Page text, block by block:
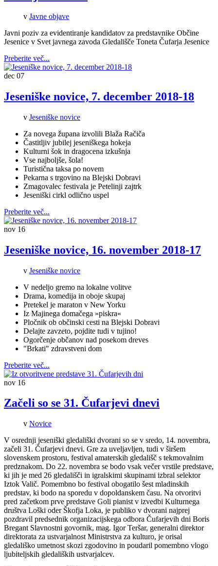
v Javne objave
Javni poziv za evidentiranje kandidatov za predstavnike Občine
Jesenice v Svet javnega zavoda Gledališče Toneta Čufarja Jesenice
Preberite več...
dec 07
Jeseniške novice, 7. december 2018-18
v Jeseniške novice
Za novega župana izvolili Blaža Račiča
Častitljiv jubilej jeseniškega hokeja
Kulturni šok in dragocena izkušnja
Vse najboljše, šola!
Turistična taksa po novem
Pekarna s trgovino na Blejski Dobravi
Zmagovalec festivala je Petelinji zajtrk
Jeseniški cirkl odlično uspel
Preberite več...
nov 16
Jeseniške novice, 16. november 2018-17
v Jeseniške novice
V nedeljo gremo na lokalne volitve
Drama, komedija in oboje skupaj
Pretekel je maraton v New Yorku
Iz Majinega domačega »piskra«
Pločnik ob občinski cesti na Blejski Dobravi
Delajte zavzeto, pojdite tudi v tujino!
Ogorčenje občanov nad posekom dreves
"Brkati" zdravstveni dom
Preberite več...
nov 16
Začeli so se 31. Čufarjevi dnevi
v Novice
V osrednji jeseniški gledališki dvorani so se v sredo, 14. novembra,
začeli 31. Čufarjevi dnevi. Gre za uveljavljen, tudi v širšem
slovenskem prostoru, festival amaterskih gledališč s tekmovalnim
predznakom. Do 22. novembra se bodo vsak večer vrstile predstave,
ki jih je med 26 gledališči in igralskimi skupinami izbral selektor
Iztok Valič. Pomembno bo festival obogatilo šest mladinskih
predstav, ki bodo na sporedu v dopoldanskem času. Na otvoritvi
pred začetkom prve predstave Goli pianist v izvedbi Kulturnega
društva Loški oder Škofja Loka, je publiko v dvorani najprej
pozdravil predsednik organizacijskega odbora Čufarjevih dni Boris
Bregant Slavnostni govornik, mag. Igor Teršar, generalni direktor
direktorata za ustvarjalnost Ministrstva za kulturo, je orisal
gledališko umetnost skozi zgodovino in poudaril pomembno vlogo
ljubiteljskih gledaliških ustvarjalcev.